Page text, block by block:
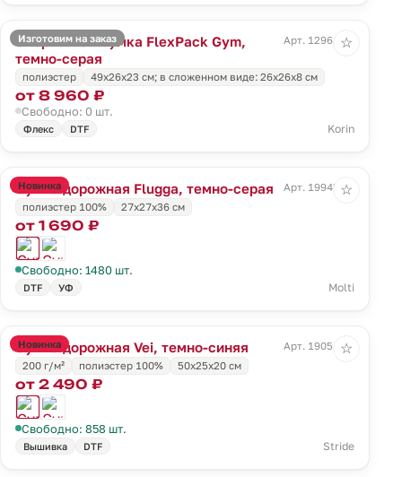
Изготовим на заказ
Спортивная сумка FlexPack Gym,
темно-серая
Арт. 12961.11
полиэстер 49х26х23 см; в сложенном виде: 26х26х8 см
от 8 960 ₽
Свободно: 0 шт.
Флекс DTF Korin
☆
Новинка
Сумка дорожная Flugga, темно-серая
Арт. 19945.13
полиэстер 100%
27x27x36 см
от 1 690 ₽
Свободно: 1480 шт.
DTF УФ Molti
☆
Новинка
Сумка дорожная Vei, темно-синяя
Арт. 19051.40
200 г/м²
полиэстер 100% 50x25x20 см
от 2 490 ₽
Свободно: 858 шт.
Вышивка DTF Stride
☆